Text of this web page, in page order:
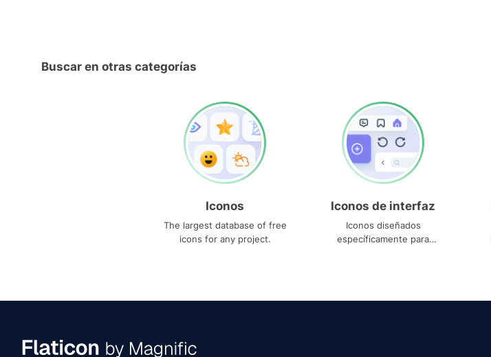
Buscar en otras categorías
Iconos
The largest database of free
icons for any project.
Iconos de interfaz
Iconos diseñados
específicamente para